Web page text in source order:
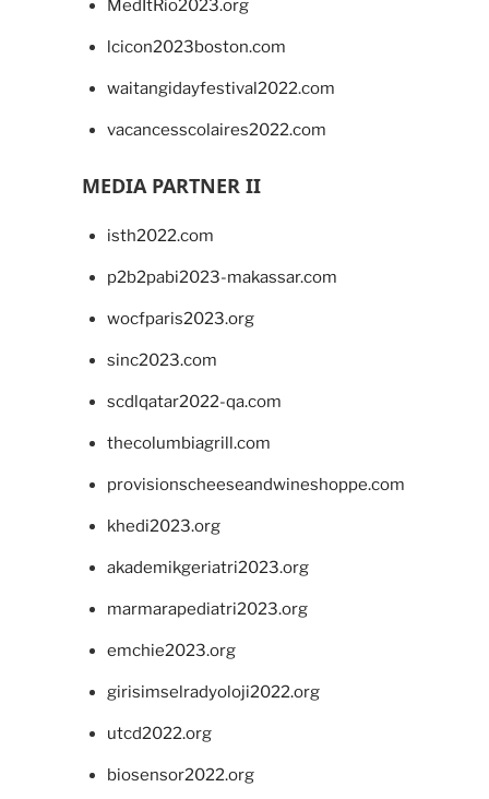
MedItRio2023.org
lcicon2023boston.com
waitangidayfestival2022.com
vacancesscolaires2022.com
MEDIA PARTNER II
isth2022.com
p2b2pabi2023-makassar.com
wocfparis2023.org
sinc2023.com
scdlqatar2022-qa.com
thecolumbiagrill.com
provisionscheeseandwineshoppe.com
khedi2023.org
akademikgeriatri2023.org
marmarapediatri2023.org
emchie2023.org
girisimselradyoloji2022.org
utcd2022.org
biosensor2022.org